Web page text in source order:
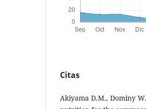
Citas
Akiyama D.M., Dominy